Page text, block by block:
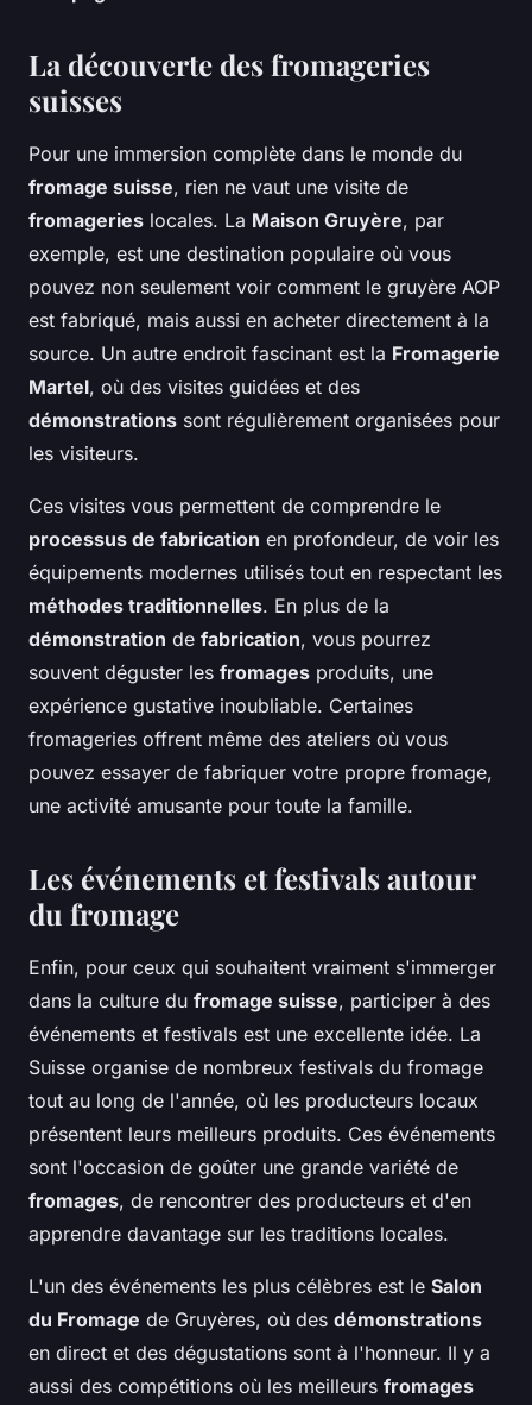
La découverte des fromageries
suisses
Pour une immersion complète dans le monde du
fromage suisse, rien ne vaut une visite de
fromageries locales. La Maison Gruyère, par
exemple, est une destination populaire où vous
pouvez non seulement voir comment le gruyère AOP
est fabriqué, mais aussi en acheter directement à la
source. Un autre endroit fascinant est la Fromagerie
Martel, où des visites guidées et des
démonstrations sont régulièrement organisées pour
les visiteurs.
Ces visites vous permettent de comprendre le
processus de fabrication en profondeur, de voir les
équipements modernes utilisés tout en respectant les
méthodes traditionnelles. En plus de la
démonstration de fabrication, vous pourrez
souvent déguster les fromages produits, une
expérience gustative inoubliable. Certaines
fromageries offrent même des ateliers où vous
pouvez essayer de fabriquer votre propre fromage,
une activité amusante pour toute la famille.
Les événements et festivals autour
du fromage
Enfin, pour ceux qui souhaitent vraiment s'immerger
dans la culture du fromage suisse, participer à des
événements et festivals est une excellente idée. La
Suisse organise de nombreux festivals du fromage
tout au long de l'année, où les producteurs locaux
présentent leurs meilleurs produits. Ces événements
sont l'occasion de goûter une grande variété de
fromages, de rencontrer des producteurs et d'en
apprendre davantage sur les traditions locales.
L'un des événements les plus célèbres est le Salon
du Fromage de Gruyères, où des démonstrations
en direct et des dégustations sont à l'honneur. Il y a
aussi des compétitions où les meilleurs fromages